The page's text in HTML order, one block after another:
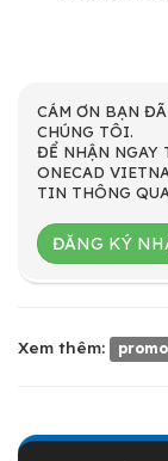
CÁM ƠN BẠN
CHÚNG TÔI.
ĐỂ NHẬN NGAY
ONECAD
TIN THÔNG
ĐĂNG KÝ
Xem thêm: promo